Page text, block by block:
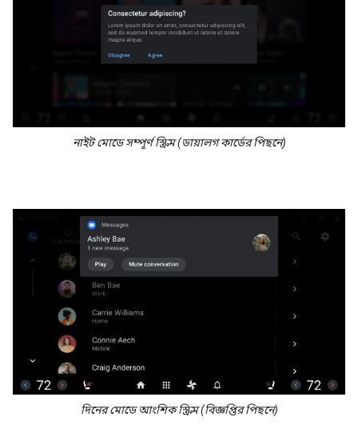
নাইট মোডে সম্পূর্ণ স্ক্রিম (ডায়ালগ কার্ডের পিছনে)
দিনের মোডে আংশিক স্ক্রিম (বিজ্ঞপ্তির পিছনে)